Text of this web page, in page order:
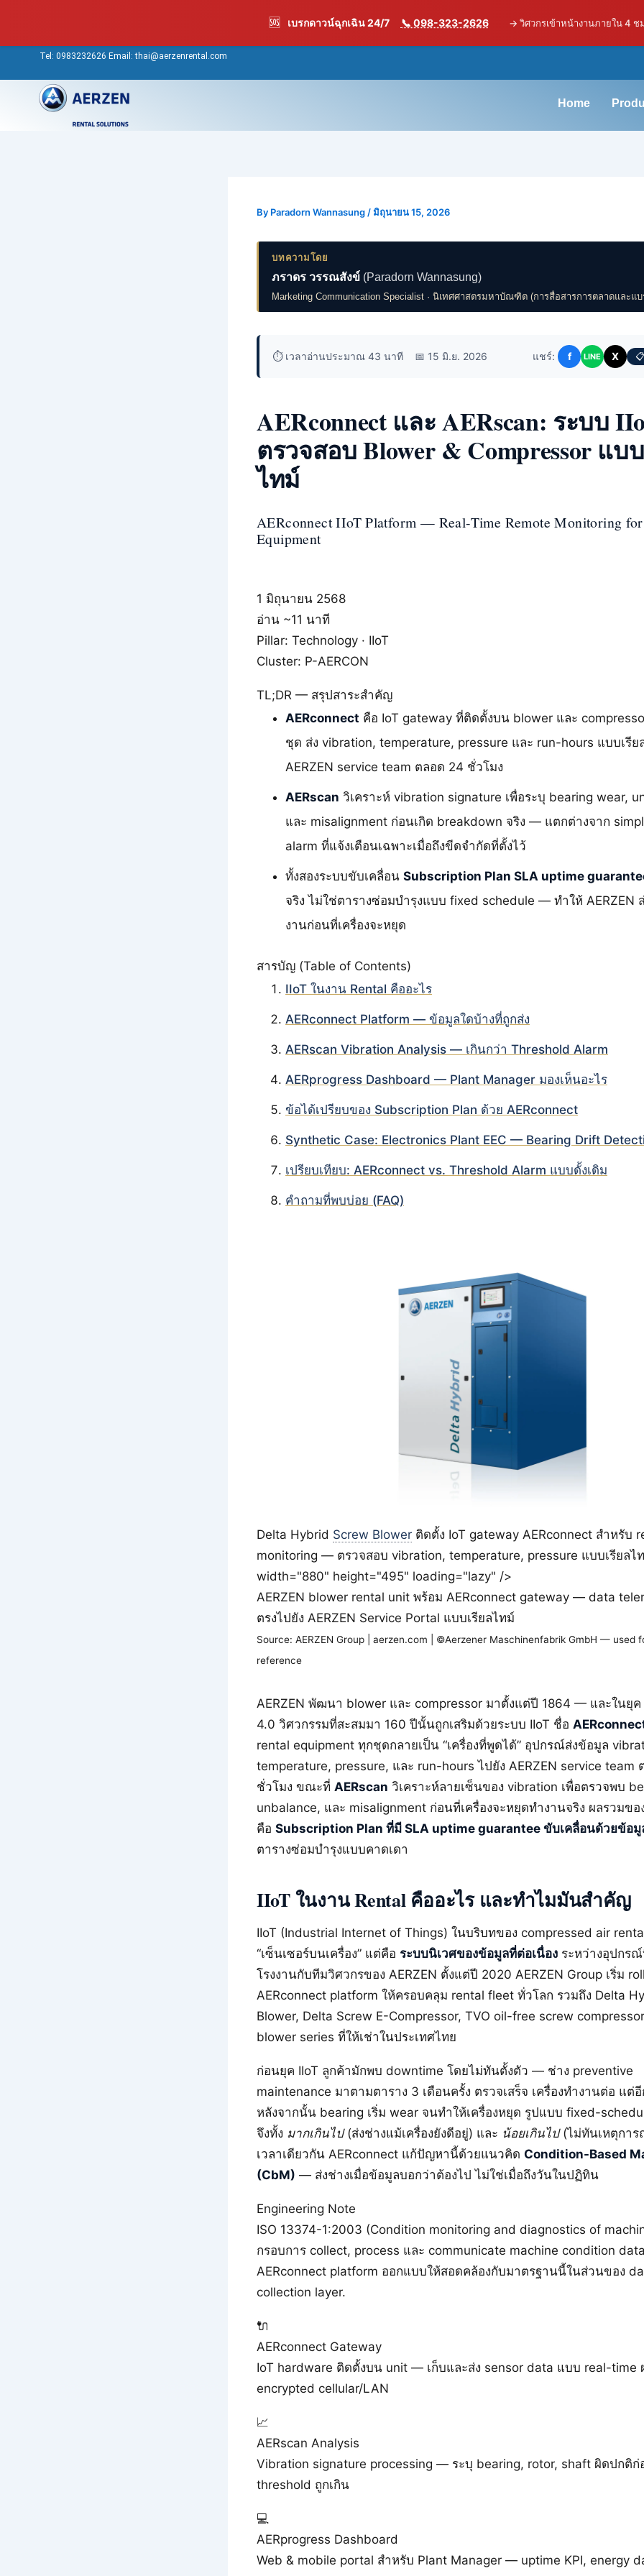
🆘 เบรกดาวน์ฉุกเฉิน 24/7 📞 098-323-2626 → วิศวกรเข้าหน้างานภายใน 4 ช
content
Tel: 0983232626 Email: thai@aerzenrental.com
Home
By Paradorn Wannasung /มิถุนายน 15, 2026
บทความโดย
ภราดร วรรณสังข์ (Paradorn Wannasung)
Marketing Communication Specialist · นิเทศศาสตรมหาบัณฑิต (การสื่อสารการตลาดและแ
⏱️ เวลาอ่านประมาณ 43 นาที 📅 15 มิ.ย. 2026 แชร์: f LINE X
AERconnect และ AERscan: ระบบ
ตรวจสอบ Blower & Compressor แบ
ไทม์
AERconnect IIoT Platform — Real-Time Remote Monitoring
Equipment
1 มิถุนายน 2568
อ่าน ~11 นาที
Pillar: Technology · IIoT
Cluster: P-AERCON
TL;DR — สรุปสาระสำคัญ
AERconnect คือ IoT gateway ที่ติดตั้งบน blower และ
ชุด ส่ง vibration, temperature, pressure และ run-hours แบบเรีย
AERZEN service team ตลอด 24 ชั่วโมง
AERscan วิเคราะห์ vibration signature เพื่อระบุ bearing wear,
และ misalignment ก่อนเกิด breakdown จริง — แตกต่างจาก
alarm ที่แจ้งเตือนเฉพาะเมื่อถึงขีดจำกัดที่ตั้งไว้
ทั้งสองระบบขับเคลื่อน Subscription Plan SLA uptime
จริง ไม่ใช่ตารางซ่อมบำรุงแบบ fixed schedule — ทำให้ AERZEN
งานก่อนที่เครื่องจะหยุด
สารบัญ (Table of Contents)
IIoT ในงาน Rental คืออะไร
AERconnect Platform — ข้อมูลใดบ้างที่ถูกส่ง
AERscan Vibration Analysis — เกินกว่า Threshold Alarm
AERprogress Dashboard — Plant Manager มองเห็นอะไร
ข้อได้เปรียบของ Subscription Plan ด้วย AERconnect
Synthetic Case: Electronics Plant EEC — Bearing Drift
เปรียบเทียบ: AERconnect vs. Threshold Alarm แบบดั้งเดิม
คำถามที่พบบ่อย (FAQ)
Delta Hybrid Screw Blower ติดตั้ง IoT gateway AERconnect สำหรับ
monitoring — ตรวจสอบ vibration, temperature, pressure แบบเรียลไ
width="880" height="495" loading="lazy" />
AERZEN blower rental unit พร้อม AERconnect gateway — data
ตรงไปยัง AERZEN Service Portal แบบเรียลไทม์
Source: AERZEN Group | aerzen.com | ©Aerzener Maschinenfabrik GmbH — used
reference
AERZEN พัฒนา blower และ compressor มาตั้งแต่ปี 1864 — และในยุ
4.0 วิศวกรรมที่สะสมมา 160 ปีนั้นถูกเสริมด้วยระบบ IIoT ชื่อ
rental equipment ทุกชุดกลายเป็น “เครื่องที่พูดได้” อุปกรณ์ส่งข้อมูล
temperature, pressure, และ run-hours ไปยัง AERZEN service team
ชั่วโมง ขณะที่ AERscan วิเคราะห์ลายเซ็นของ vibration เพื่อตรวจพบ
unbalance, และ misalignment ก่อนที่เครื่องจะหยุดทำงานจริง ผลรวมขอ
คือ Subscription Plan ที่มี SLA uptime guarantee ขับเคลื่อนด้วยข้อมู
ตารางซ่อมบำรุงแบบคาดเดา
IIoT ในงาน Rental คืออะไร และทำไมมันสำคัญ
IIoT (Industrial Internet of Things) ในบริบทของ compressed air
“เซ็นเซอร์บนเครื่อง” แต่คือ ระบบนิเวศของข้อมูลที่ต่อเนื่อง ระหว่างอุปกร
โรงงานกับทีมวิศวกรของ AERZEN ตั้งแต่ปี 2020 AERZEN Group เริ่ม
AERconnect platform ให้ครอบคลุม rental fleet ทั่วโลก รวมถึง Delta
Blower, Delta Screw E-Compressor, TVO oil-free screw
blower series ที่ให้เช่าในประเทศไทย
ก่อนยุค IIoT ลูกค้ามักพบ downtime โดยไม่ทันตั้งตัว — ช่าง preventive
maintenance มาตามตาราง 3 เดือนครั้ง ตรวจเสร็จ เครื่องทำงานต่อ แต่
หลังจากนั้น bearing เริ่ม wear จนทำให้เครื่องหยุด รูปแบบ fixed-
จึงทั้ง มากเกินไป(ส่งช่างแม้เครื่องยังดีอยู่) และ น้อยเกินไป(ไม่ทันเหตุการ
เวลาเดียวกัน AERconnect แก้ปัญหานี้ด้วยแนวคิด Condition-Based
(CbM) — ส่งช่างเมื่อข้อมูลบอกว่าต้องไป ไม่ใช่เมื่อถึงวันในปฏิทิน
Engineering Note
ISO 13374-1:2003 (Condition monitoring and diagnostics of
กรอบการ collect, process และ communicate machine condition
AERconnect platform ออกแบบให้สอดคล้องกับมาตรฐานนี้ในส่วนของ
collection layer.
🔌
AERconnect Gateway
IoT hardware ติดตั้งบน unit — เก็บและส่ง sensor data แบบ real-time
encrypted cellular/LAN
📈
AERscan Analysis
Vibration signature processing — ระบุ bearing, rotor, shaft ผิดปกติก่
threshold ถูกเกิน
💻
AERprogress Dashboard
Web & mobile portal สำหรับ Plant Manager — uptime KPI, energy